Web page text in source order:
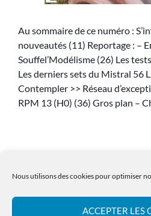
Nous utilisons des cookies pour optimiser
ACCEPTER LES
Au sommaire de ce numéro :
nouveautés (11) Reportage : –
Souffel’Modélisme (26) Les
Les derniers sets du Mistral 56
Contempler >> Réseau
RPM 13 (H0) (36) Gros plan –